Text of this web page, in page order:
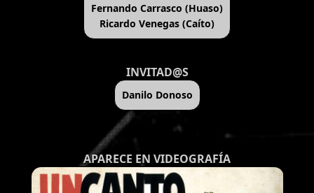
Fernando Carrasco (Huaso)
Ricardo Venegas (Caíto)
INVITAD@S
Danilo Donoso
APARECE EN VIDEOGRAFÍA